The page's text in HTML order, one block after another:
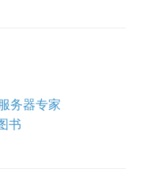
务器专家
书